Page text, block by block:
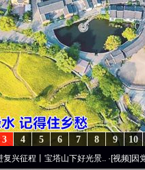
10
9
8
7
6
5
4
3
塔山下好光景..·[视频]因党而生 为党